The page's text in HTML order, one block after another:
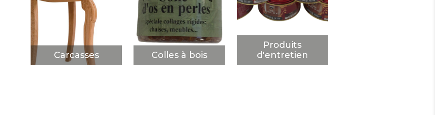
Carcasses
DÉCOUVRIR
Colles à bois
DÉCOUVRIR
Produits
d'entretien
DÉCOUVRIR